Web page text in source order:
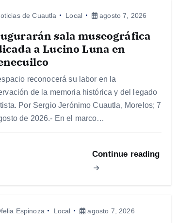
de Cuautla Local agosto 7, 2026
sala museográfica
a Lucino Luna en
reconocerá su labor en la
de la memoria histórica y del legado
Por Sergio Jerónimo Cuautla, Morelos; 7
de 2026.- En el marco…
Continue reading
Espinoza Local agosto 7, 2026